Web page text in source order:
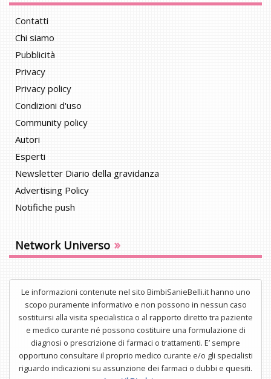
Contatti
Chi siamo
Pubblicità
Privacy
Privacy policy
Condizioni d'uso
Community policy
Autori
Esperti
Newsletter Diario della gravidanza
Advertising Policy
Notifiche push
Network Universo »
Le informazioni contenute nel sito BimbiSanieBelli.it hanno uno
scopo puramente informativo e non possono in nessun caso
sostituirsi alla visita specialistica o al rapporto diretto tra paziente
e medico curante né possono costituire una formulazione di
diagnosi o prescrizione di farmaci o trattamenti. E’ sempre
opportuno consultare il proprio medico curante e/o gli specialisti
riguardo indicazioni su assunzione dei farmaci o dubbi e quesiti.